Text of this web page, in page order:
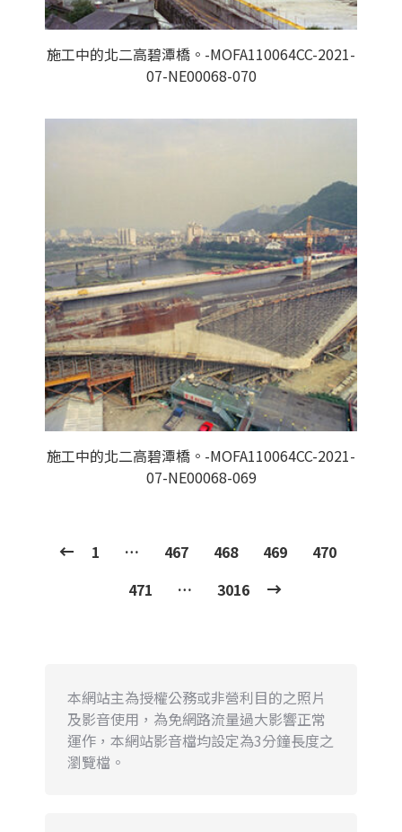
施工中的北二高碧潭橋。-MOFA110064CC-2021-
07-NE00068-070
施工中的北二高碧潭橋。-MOFA110064CC-2021-
07-NE00068-069
1 … 467 468 469
470
471
… 3016
本網站主為授權公務或非營利目的之照片
及影音使用，為免網路流量過大影響正常
運作，本網站影音檔均設定為3分鐘長度之
瀏覽檔。